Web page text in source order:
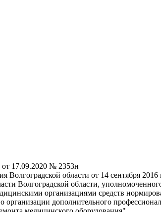
от 17.09.2020 № 2353н
Волгоградской области от 14 сентября
Волгоградской области,
организациями средств
организации дополнительного